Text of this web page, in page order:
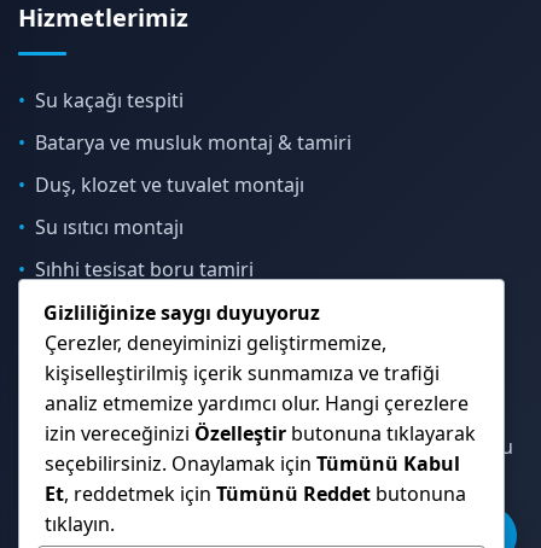
Hizmetlerimiz
Su kaçağı tespiti
Batarya ve musluk montaj & tamiri
Duş, klozet ve tuvalet montajı
Su ısıtıcı montajı
Sıhhi tesisat boru tamiri
İletişim & Konum
Çekmeköy, Sancaktepe, Ümraniye ve İstanbul Anadolu
Yakası genelinde hizmet veriyoruz.
Gizliliğinize saygı duyuyoruz
Çerezler, deneyiminizi geliştirmemize,
kişiselleştirilmiş içerik sunmamıza ve trafiği
analiz etmemize yardımcı olur. Hangi çerezlere
izin vereceğinizi Özelleştir butonuna tıklayarak
seçebilirsiniz. Onaylamak için Tümünü Kabul
Et, reddetmek için Tümünü Reddet butonuna
tıklayın.